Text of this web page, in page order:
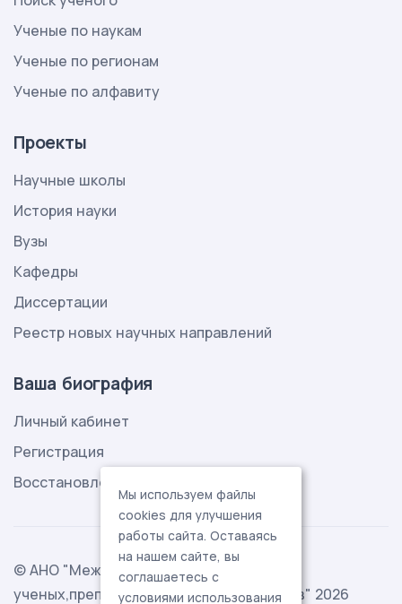
Ученые по наукам
Ученые по регионам
Ученые по алфавиту
Проекты
Научные школы
История науки
Вузы
Кафедры
Диссертации
Реестр новых научных направлений
Ваша биография
Личный кабинет
Регистрация
Восстановление пароля
© АНО "Международная ассоциация
ученых,преподавателей и специалистов" 2026
Мы используем файлы
cookies для улучшения
работы сайта. Оставаясь
на нашем сайте, вы
соглашаетесь с
условиями использования